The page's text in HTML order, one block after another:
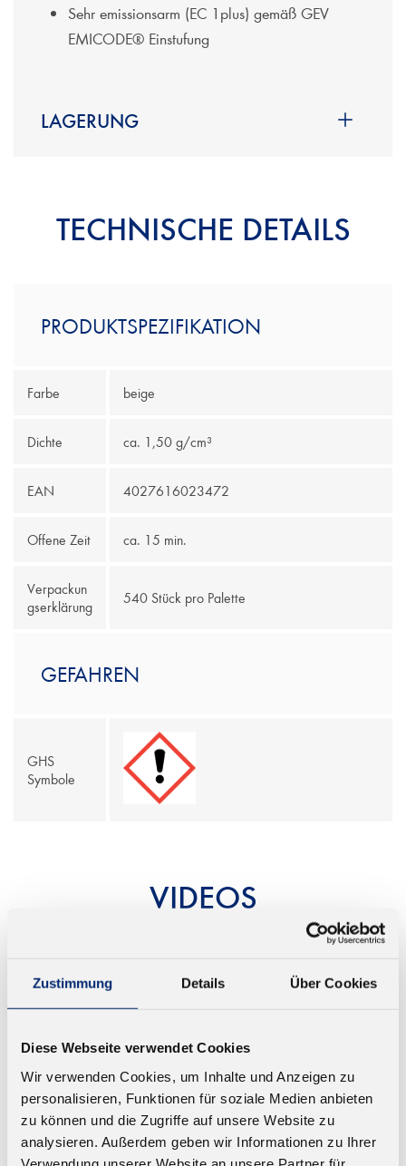
Zustimmung Details Über Cookies
Diese Webseite verwendet Cookies
Wir verwenden Cookies, um Inhalte und Anzeigen zu
personalisieren, Funktionen für soziale Medien anbieten
zu können und die Zugriffe auf unsere Website zu
analysieren. Außerdem geben wir Informationen zu Ihrer
Sehr emissionsarm (EC 1plus) gemäß GEV
EMICODE® Einstufung
LAGERUNG
Angebrochene Gebinde kurzfristig verbrauchen
Gebinde kühl und trocken lagern
TECHNISCHE DETAILS
PRODUKTSPEZIFIKATION
Farbe beige
Dichte ca. 1,50 g/cm³
EAN 4027616023472
Offene Zeit ca. 15 min.
Verpackun
gserklärung
540 Stück pro Palette
GEFAHREN
GHS
Symbole
VIDEOS